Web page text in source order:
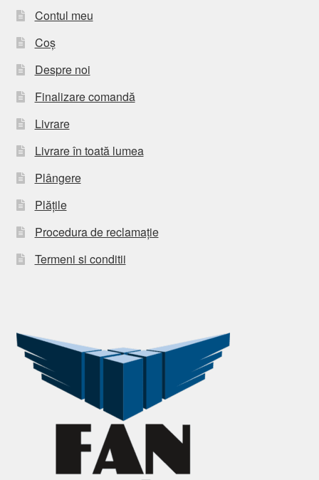
Contul meu
Coș
Despre noi
Finalizare comandă
Livrare
Livrare în toată lumea
Plângere
Plățile
Procedura de reclamație
Termeni si conditii